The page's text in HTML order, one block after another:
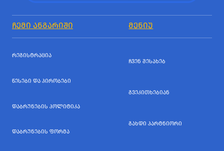
ᲩᲔᲛᲘ ᲐᲜᲒᲐᲠᲘᲨᲘ ᲛᲔᲜᲘᲣ
ᲠᲔᲒᲘᲡᲢᲠᲐᲪᲘᲐ
ᲬᲔᲡᲔᲑᲘ ᲓᲐ ᲞᲘᲠᲝᲑᲔᲑᲘ
ᲓᲐᲑᲠᲣᲜᲔᲑᲘᲡ ᲞᲝᲚᲘᲢᲘᲙᲐ
ᲓᲐᲑᲠᲣᲜᲔᲑᲘᲡ ᲤᲝᲠᲛᲐ
ᲩᲕᲔᲜ ᲨᲔᲡᲐᲮᲔᲑ
ᲒᲕᲔᲙᲘᲗᲮᲔᲑᲘᲐᲜ
ᲒᲐᲮᲓᲘ ᲞᲐᲠᲢᲜᲘᲝᲠᲘ